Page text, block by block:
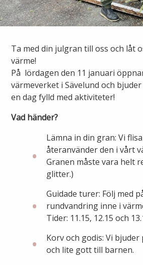
Elmarknaden
Sälj ditt överskott
Ny elanslutning
Ändra anslutning
Ansluta egen elproduktion
Elmätare och HAN-port
Manuell frånkoppling
Värmepriser och avtalsvillkor
Din fjärrvärmecentral
Anslut dig till fjärrvärme
Fiber
Alingsås fibernät
Anslut dig till fiber
Ladda elbil
Felanmälan
Driftstörningar
Varför blir det strömavbrott?
Bra att ha hemma vid ett
Flyttanmälan
Kundservice
Om oss
Ta med din julgran till oss och låt
värme!
På lördagen den 11 januari
värmeverket i Sävelund och
en dag fylld med aktiviteter!
Vad händer?
Lämna in din gran: Vi
återanvänder den i vårt
Granen måste vara helt
glitter.)
Guidade turer: Följ med
rundvandring inne i
Tider: 11.15, 12.15 och
Korv och godis: Vi
och lite gott till barnen.